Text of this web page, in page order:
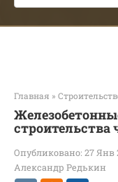
Главная »
строительства
Опубликовано: 27 Янв
Александр Редькин